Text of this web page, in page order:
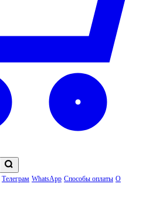
Телеграм WhatsApp Способы оплаты О